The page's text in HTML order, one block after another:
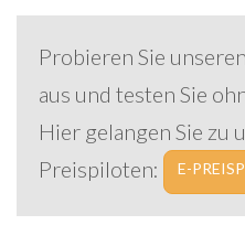
Probieren Sie
aus und testen Sie
Hier gelangen Sie zu
Preispiloten:
E-